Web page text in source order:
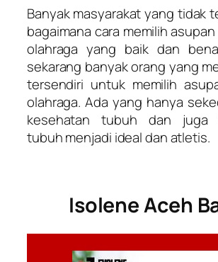
Banyak masyarakat yang tidak
bagaimana cara memilih
olahraga yang baik dan
sekarang banyak orang yang
tersendiri untuk memilih
olahraga. Ada yang hanya
kesehatan tubuh dan juga
tubuh menjadi ideal dan atletis.
Isolene Aceh